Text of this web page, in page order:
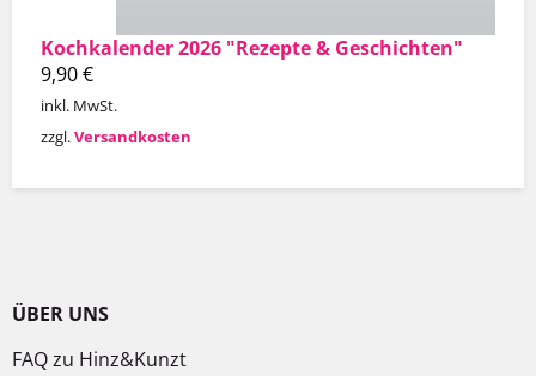
Kochkalender 2026 "Rezepte & Geschichten"
9,90€
inkl. MwSt.
zzgl.Versandkosten
ÜBER UNS
FAQ zu Hinz&Kunzt